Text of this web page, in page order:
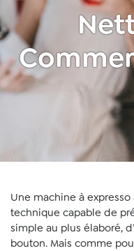
Une machine à
technique capable de
simple au plus élaboré,
bouton. Mais comme